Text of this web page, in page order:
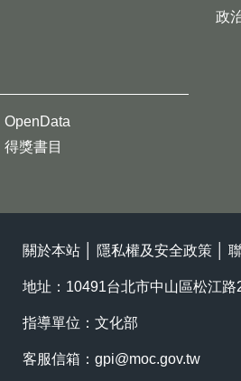
政
OpenData
得獎書目
關於本站 隱私權及安全政策
地址：10491台北市中山區松江路
指導單位：文化部
客服信箱： gpi@moc.gov.tw